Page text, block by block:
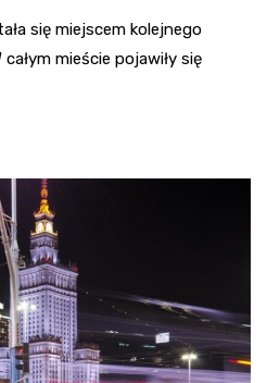
się miejscem kolejnego
mieście pojawiły się